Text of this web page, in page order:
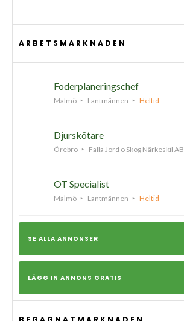
ARBETSMARKNADEN
Foderplaneringschef
Malmö Lantmännen Heltid
Djurskötare
Örebro Falla Jord o Skog Närkeskil AB
OT Specialist
Malmö Lantmännen Heltid
SE ALLA ANNONSER
LÄGG IN ANNONS GRATIS